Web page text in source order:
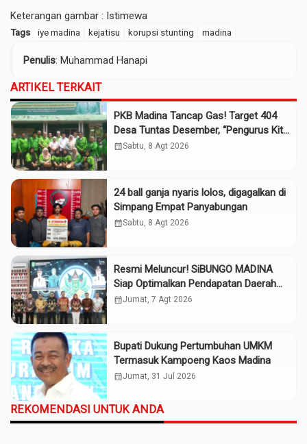
Keterangan gambar : Istimewa
Tags iye madina kejatisu korupsi stunting madina
Penulis: Muhammad Hanapi
ARTIKEL TERKAIT
PKB Madina Tancap Gas! Target 404
Desa Tuntas Desember, “Pengurus Kita
Adalah Tokoh”
calendar_monthSabtu, 8 Agt 2026
24 ball ganja nyaris lolos, digagalkan di
Simpang Empat Panyabungan
calendar_monthSabtu, 8 Agt 2026
Resmi Meluncur! SiBUNGO MADINA
Siap Optimalkan Pendapatan Daerah
Madina
calendar_monthJumat, 7 Agt 2026
Bupati Dukung Pertumbuhan UMKM
Termasuk Kampoeng Kaos Madina
calendar_monthJumat, 31 Jul 2026
REKOMENDASI UNTUK ANDA